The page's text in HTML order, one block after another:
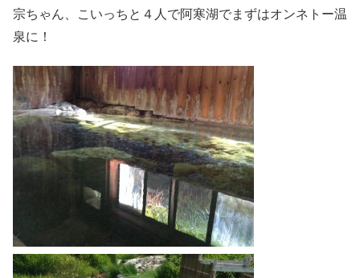
宗ちゃん、こいっちと４人で阿寒湖でまずはオンネトー温
泉に！